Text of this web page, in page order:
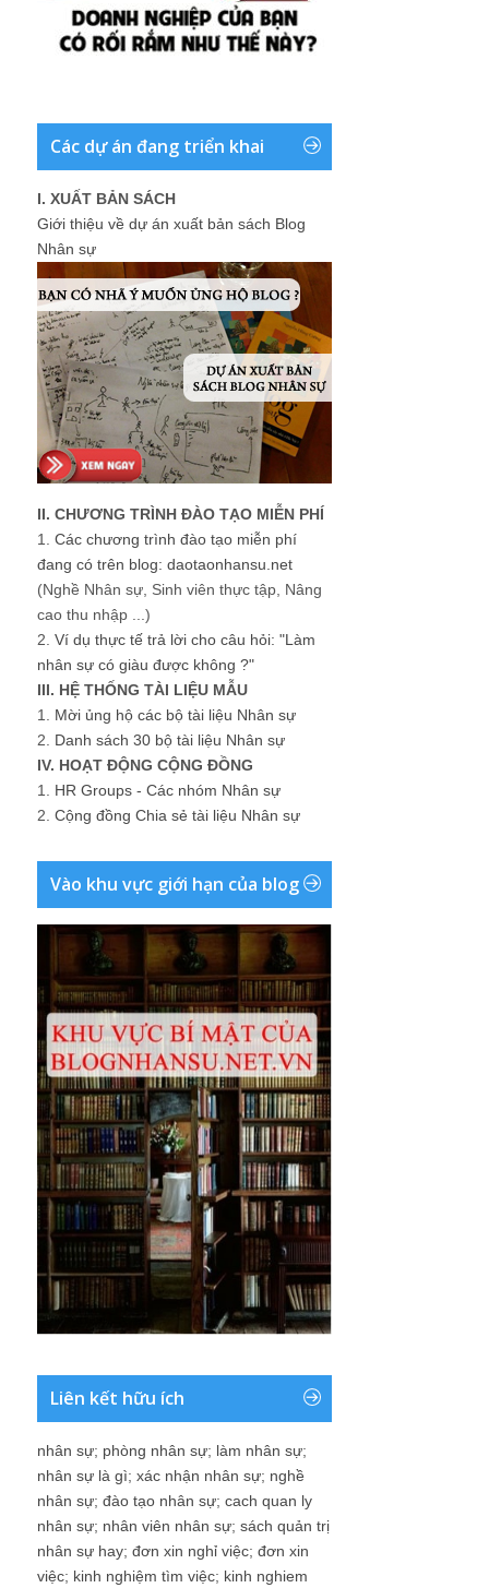
Các dự án đang triển khai
I. XUẤT BẢN SÁCH
Giới thiệu về dự án xuất bản sách Blog
Nhân sự
II. CHƯƠNG TRÌNH ĐÀO TẠO MIỄN PHÍ
1. Các chương trình đào tạo miễn phí
đang có trên blog: daotaonhansu.net
(Nghề Nhân sự, Sinh viên thực tập, Nâng
cao thu nhập ...)
2. Ví dụ thực tế trả lời cho câu hỏi: "Làm
nhân sự có giàu được không ?"
III. HỆ THỐNG TÀI LIỆU MẪU
1. Mời ủng hộ các bộ tài liệu Nhân sự
2. Danh sách 30 bộ tài liệu Nhân sự
IV. HOẠT ĐỘNG CỘNG ĐỒNG
1. HR Groups - Các nhóm Nhân sự
2. Cộng đồng Chia sẻ tài liệu Nhân sự
Vào khu vực giới hạn của blog
Liên kết hữu ích
nhân sự; phòng nhân sự; làm nhân sự;
nhân sự là gì; xác nhận nhân sự; nghề
nhân sự; đào tạo nhân sự; cach quan ly
nhân sự; nhân viên nhân sự; sách quản trị
nhân sự hay; đơn xin nghỉ việc; đơn xin
việc; kinh nghiệm tìm việc; kinh nghiem